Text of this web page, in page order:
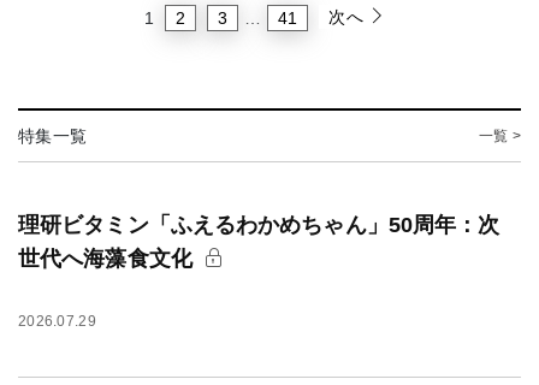
1 2 3 41 次へ
特集一覧 一覧 >
理研ビタミン「ふえるわかめちゃん」50周年：次
世代へ海藻食文化
2026.07.29